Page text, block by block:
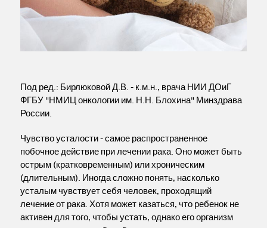
Под ред.: Бирлюковой Д.В. - к.м.н., врача НИИ ДОиГ
ФГБУ "НМИЦ онкологии им. Н.Н. Блохина" Минздрава
России.
Чувство усталости - самое распространенное
побочное действие при лечении рака. Оно может быть
острым (кратковременным) или хроническим
(длительным). Иногда сложно понять, насколько
усталым чувствует себя человек, проходящий
лечение от рака. Хотя может казаться, что ребенок не
активен для того, чтобы устать, однако его организм